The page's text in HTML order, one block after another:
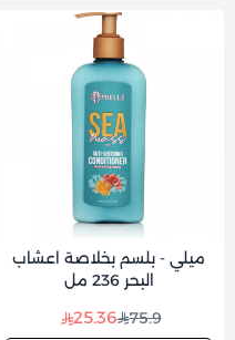
ميلي - بلسم بخلاصة اعشاب
البحر 236 مل
75.9
25.36